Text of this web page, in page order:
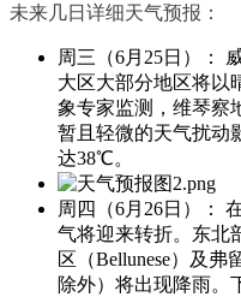
未来几日详细天气预报：
周三（6月25日）：
大区大部分地区将以
象专家监测，维琴察
暂且轻微的天气扰动
达38℃。
周四（6月26日）：
气将迎来转折。东北
区（Bellunese）及
除外）将出现降雨。